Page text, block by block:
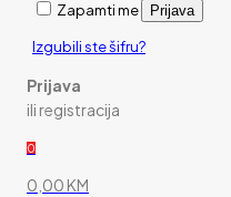
Zapamti me Prijava
Izgubili ste šifru?
Prijava
ili registracija
0
0,00 KM